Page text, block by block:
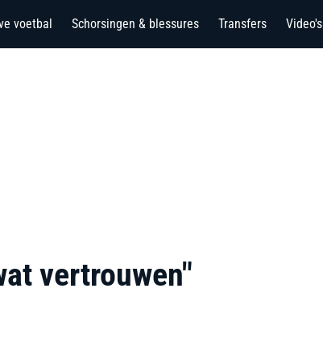
voetbal Schorsingen & blessures Transfers Video's
vertrouwen"